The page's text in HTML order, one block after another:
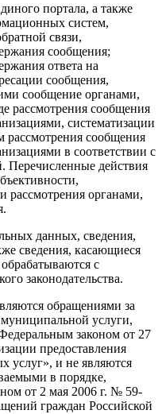
портала, а также
систем,
связи,
сообщения;
ответа на
сообщения,
сообщение органами,
рассмотрения сообщения
систематизации
рассмотрения сообщения
в соответствии с
Перечисленные действия
рассмотрения органами,
данных, сведения,
сведения, касающиеся
с
законодательства.
обращениями за
услуги,
законом от 27
предоставления
услуг», и не являются
в порядке,
от 2 мая 2006 г. № 59-
граждан Российской